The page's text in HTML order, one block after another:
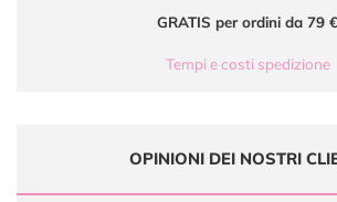
GRATIS per ordini da 79 €
Tempi e costi spedizione
OPINIONI DEI NOSTRI